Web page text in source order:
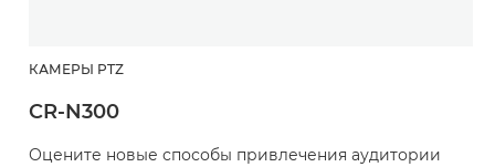
КАМЕРЫ PTZ
CR-N300
Оцените новые способы привлечения аудитории